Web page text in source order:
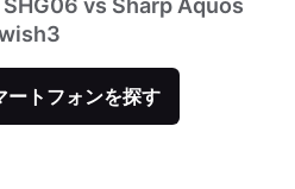
vs Sharp Aquos
トフォンを探す